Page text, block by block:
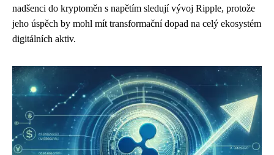
nadšenci do kryptoměn s napětím sledují vývoj Ripple, protože
jeho úspěch by mohl mít transformační dopad na celý ekosystém
digitálních aktiv.